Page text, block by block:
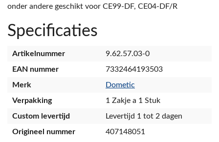
onder andere geschikt voor CE99-DF, CE04-DF/R
Specificaties
Artikelnummer
9.62.57.03-0
EAN nummer
7332464193503
Merk
Dometic
Verpakking
1 Zakje a 1 Stuk
Custom levertijd
Levertijd 1 tot 2 dagen
Origineel nummer
407148051